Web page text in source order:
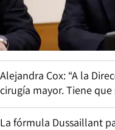
Alejandra Cox: “A la
cirugía mayor. Tiene
La fórmula Dussaillant